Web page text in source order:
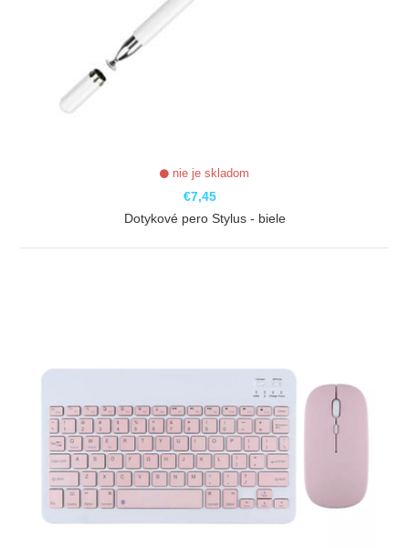
nie je skladom
€7,45
Dotykové pero Stylus - biele